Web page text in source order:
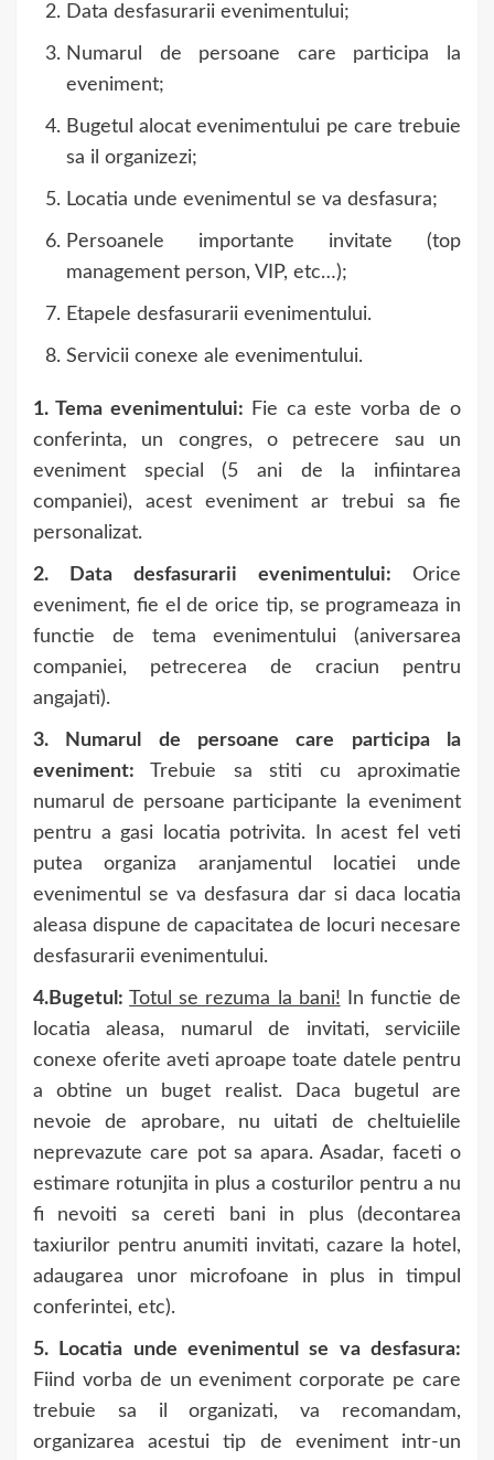
Data desfasurarii evenimentului;
Numarul de persoane care participa la
eveniment;
Bugetul alocat evenimentului pe care trebuie
sa il organizezi;
Locatia unde evenimentul se va desfasura;
Persoanele importante invitate (top
management person, VIP, etc…);
Etapele desfasurarii evenimentului.
Servicii conexe ale evenimentului.
1. Tema evenimentului:
Fie ca este vorba de o
conferinta, un congres, o petrecere sau un
eveniment special (5 ani de la infiintarea
companiei), acest eveniment ar trebui sa fie
personalizat.
2. Data desfasurarii evenimentului: Orice
eveniment, fie el de orice tip, se programeaza in
functie de tema evenimentului (aniversarea
companiei, petrecerea de craciun pentru
angajati).
3. Numarul de persoane care participa la
eveniment:Trebuie sa stiti cu aproximatie
numarul de persoane participante la eveniment
pentru a gasi locatia potrivita. In acest fel veti
putea organiza aranjamentul locatiei unde
evenimentul se va desfasura dar si daca locatia
aleasa dispune de capacitatea de locuri necesare
desfasurarii evenimentului.
4.Bugetul:Totul se rezuma la bani! In functie de
locatia aleasa, numarul de invitati, serviciile
conexe oferite aveti aproape toate datele pentru
a obtine un buget realist. Daca bugetul are
nevoie de aprobare, nu uitati de cheltuielile
neprevazute care pot sa apara. Asadar, faceti o
estimare rotunjita in plus a costurilor pentru a nu
fi nevoiti sa cereti bani in plus (decontarea
taxiurilor pentru anumiti invitati, cazare la hotel,
adaugarea unor microfoane in plus in timpul
conferintei, etc).
5. Locatia unde evenimentul se va desfasura:
Fiind vorba de un eveniment corporate pe care
trebuie sa il organizati, va recomandam,
organizarea acestui tip de eveniment intr-un